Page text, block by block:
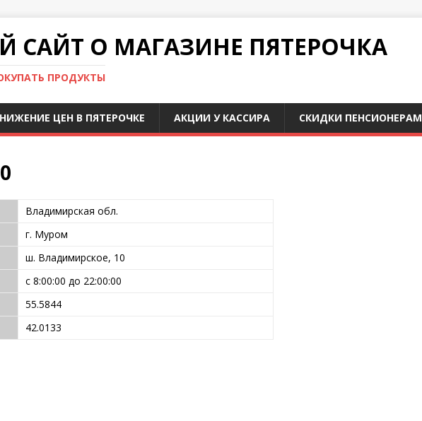
О МАГАЗИНЕ ПЯТЕРОЧКА
ПРОДУКТЫ
ЦЕН В ПЯТЕРОЧКЕ АКЦИИ У КАССИРА СКИДКИ ПЕНСИОНЕРАМ
Владимирская обл.
г. Муром
ш. Владимирское, 10
с 8:00:00 до 22:00:00
55.5844
42.0133